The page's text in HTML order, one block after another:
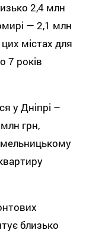
2,4 млн
— 2,1 млн
містах для
7 років
у Дніпрі –
грн,
близько